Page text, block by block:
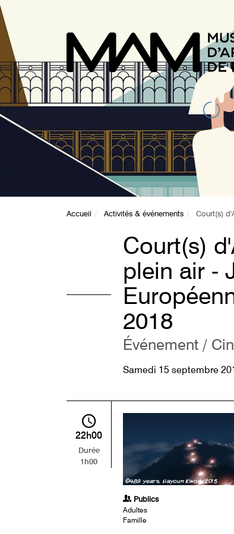
Accueil Activités & événements Court(s)
Court(s)
plein air -
2018
Événement /
Samedi 15 septembre
22h00
Durée
1h00
Publics
Adultes
Famille